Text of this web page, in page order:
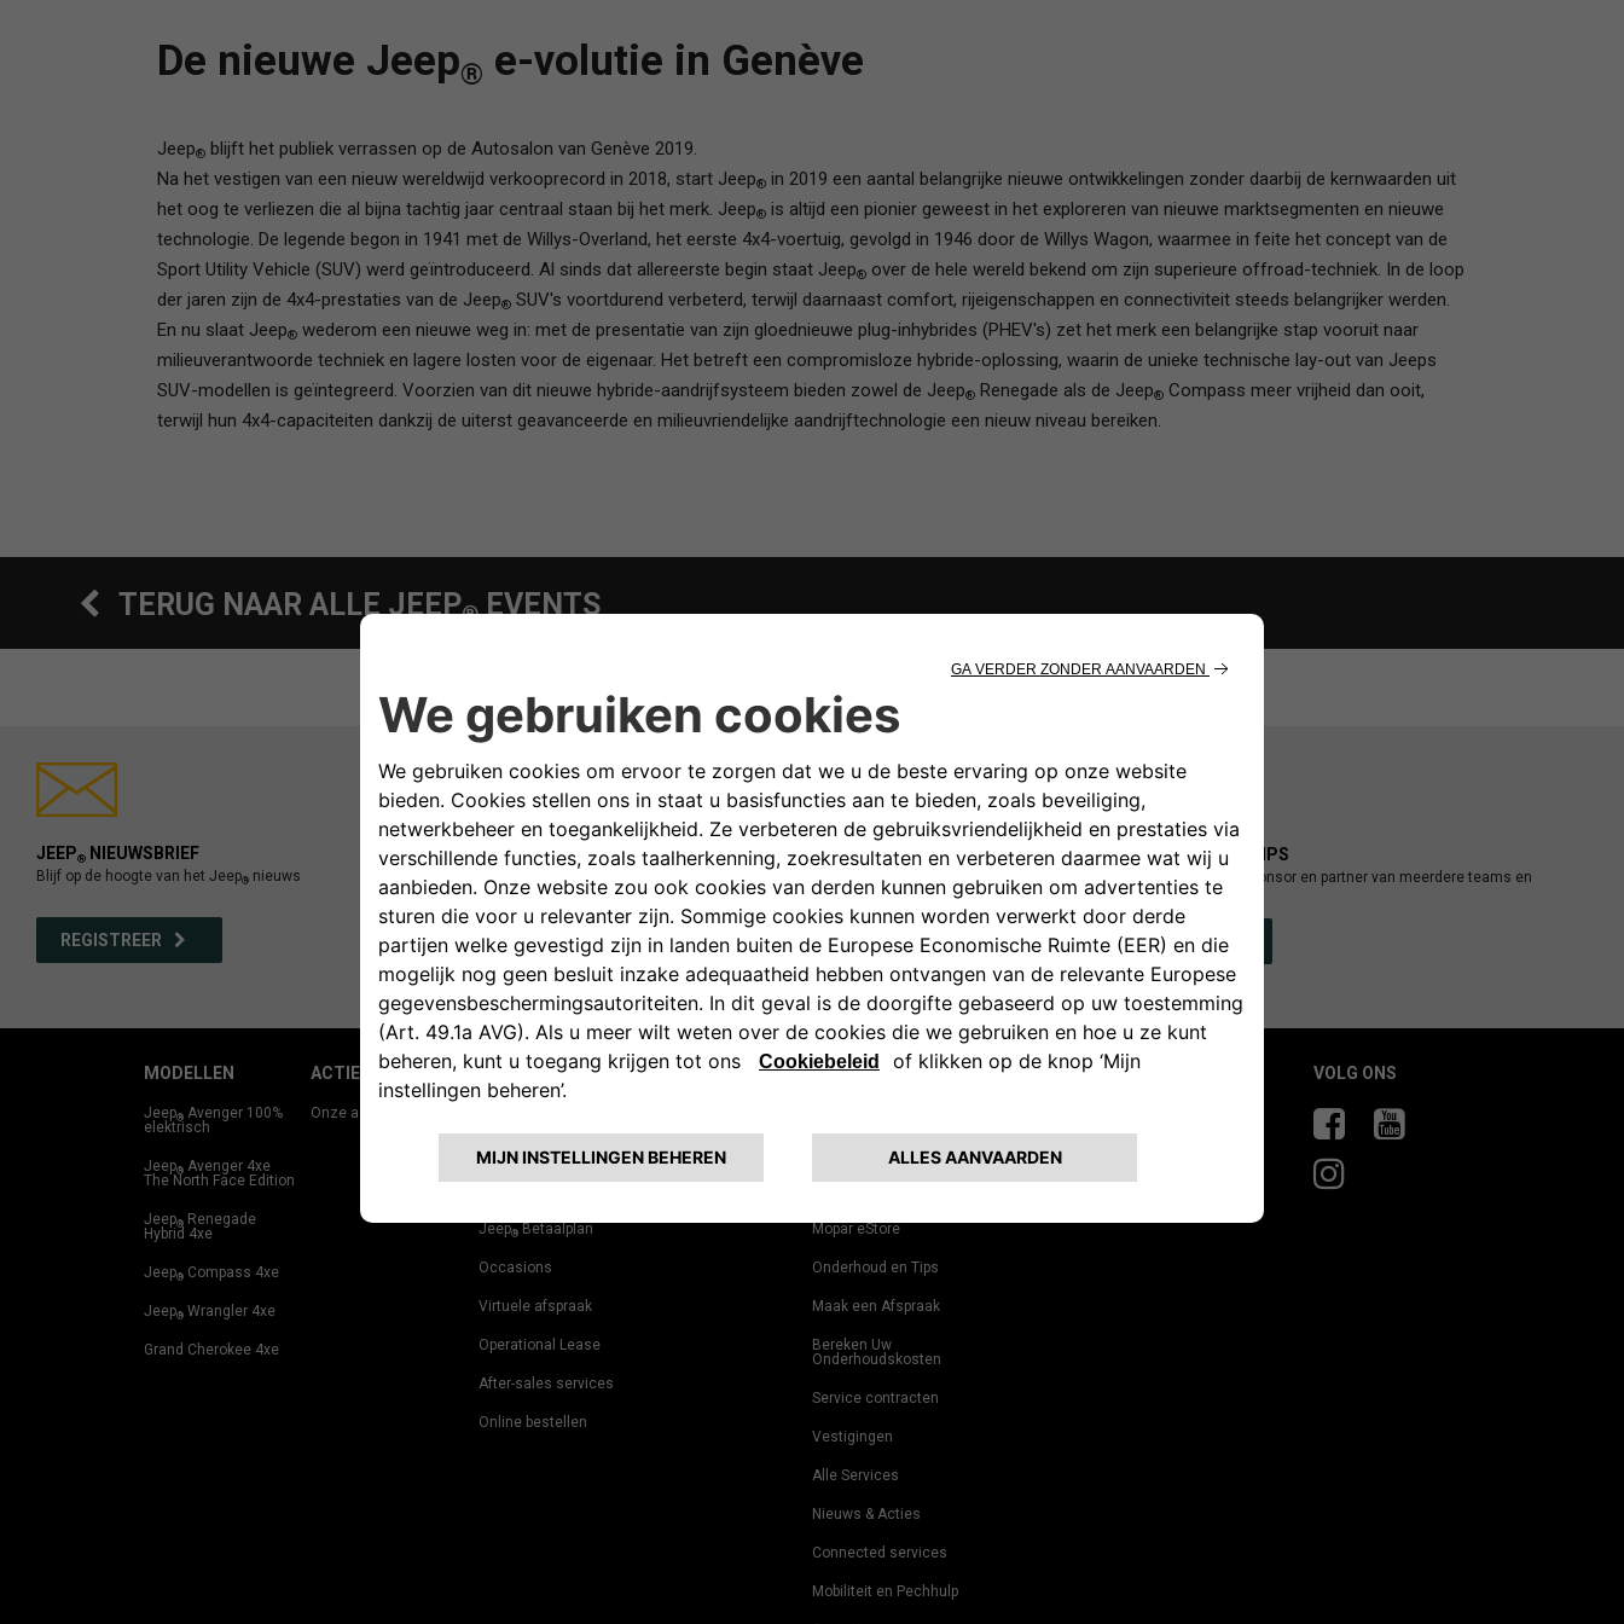
De nieuwe Jeep® e-volutie in Genève
Jeep® blijft het publiek verrassen op de Autosalon van Genève 2019.
Na het vestigen van een nieuw wereldwijd verkooprecord in 2018, start Jeep® in 2019 een aantal belangrijke nieuwe ontwikkelingen zonder daarbij de kernwaarden uit
het oog te verliezen die al bijna tachtig jaar centraal staan bij het merk. Jeep® is altijd een pionier geweest in het exploreren van nieuwe marktsegmenten en nieuwe
technologie. De legende begon in 1941 met de Willys-Overland, het eerste 4x4-voertuig, gevolgd in 1946 door de Willys Wagon, waarmee in feite het concept van de
Sport Utility Vehicle (SUV) werd geïntroduceerd. Al sinds dat allereerste begin staat Jeep® over de hele wereld bekend om zijn superieure offroad-techniek. In de loop
der jaren zijn de 4x4-prestaties van de Jeep® SUV's voortdurend verbeterd, terwijl daarnaast comfort, rijeigenschappen en connectiviteit steeds belangrijker werden.
En nu slaat Jeep® wederom een nieuwe weg in: met de presentatie van zijn gloednieuwe plug-inhybrides (PHEV's) zet het merk een belangrijke stap vooruit naar
milieuverantwoorde techniek en lagere losten voor de eigenaar. Het betreft een compromisloze hybride-oplossing, waarin de unieke technische lay-out van Jeeps
SUV-modellen is geïntegreerd. Voorzien van dit nieuwe hybride-aandrijfsysteem bieden zowel de Jeep® Renegade als de Jeep® Compass meer vrijheid dan ooit,
terwijl hun 4x4-capaciteiten dankzij de uiterst geavanceerde en milieuvriendelijke aandrijftechnologie een nieuw niveau bereiken.
TERUG NAAR ALLE JEEP®EVENTS
JEEP® NIEUWSBRIEF
Blijf op de hoogte van het Jeep® nieuws
REGISTREER
BOEK EEN PROEFRIT
Bezoek uw dichtstbijzijnde dealer
BOEK EEN PROEFRIT
JEEP®PARTNESHIPS
Jeep ®
is de trotse sponsor en partner van meerdere teams en
organisaties
ONTDEK
MODELLEN
Jeep® Avenger 100%
elektrisch
Jeep® Avenger 4xe
The North Face Edition
Jeep® Renegade
Hybrid 4xe
Jeep® Compass 4xe
Jeep® Wrangler 4xe
Grand Cherokee 4xe
ACTIES
Onze aanbiedingen
KOOP
Private Lease
Jeep®Betaalplan
Occasions
Virtuele afspraak
Operational Lease
After-sales services
Online bestellen
4X4 WORLD
4x4 Ervaring
EIGENAREN
Onderdelen en tips
Mopar eStore
Onderhoud en Tips
Maak een Afspraak
Bereken Uw
Onderhoudskosten
Service contracten
Vestigingen
Alle Services
Nieuws & Acties
Connected services
Mobiliteit en Pechhulp
JEEP LIFE
Partners
VOLG ONS